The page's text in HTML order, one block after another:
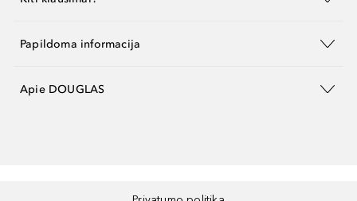
Papildoma informacija
Apie DOUGLAS